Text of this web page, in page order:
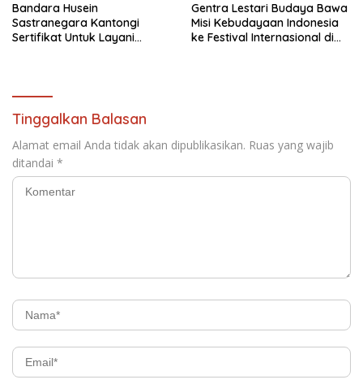
Bandara Husein
Sastranegara Kantongi
Sertifikat Untuk Layani
Gentra Lestari Budaya Bawa
Misi Kebudayaan Indonesia
ke Festival Internasional di
Tinggalkan Balasan
Alamat email Anda tidak akan dipublikasikan. Ruas yang wajib
ditandai *